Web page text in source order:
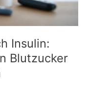
Insulin:
Blutzucker